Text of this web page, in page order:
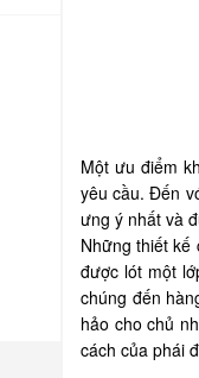
Một ưu điểm
yêu cầu. Đến
ưng ý nhất và
Những thiết kế
được lót một
chúng đến
hảo cho chủ
cách của phái